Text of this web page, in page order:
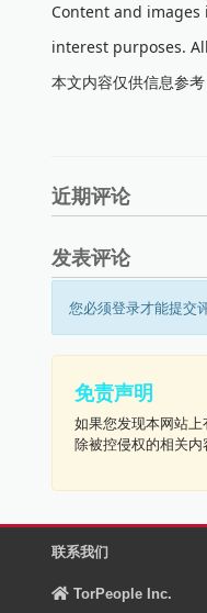
Content and
interest purposes.
本文内容仅供信息参
近期评论
发表评论
您必须登录才能提交
免责声明
如果您发现本网站
除被控侵权的相关内
联系我们
TorPeople Inc.